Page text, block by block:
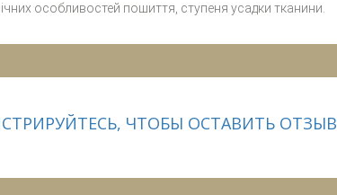
особливостей пошиття, ступеня усадки тканини.
ЧТОБЫ ОСТАВИТЬ ОТЗЫВ